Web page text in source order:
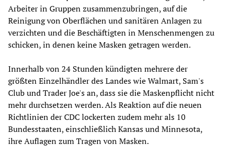
Arbeiter in Gruppen zusammenzubringen, auf die
Reinigung von Oberflächen und sanitären Anlagen zu
verzichten und die Beschäftigten in Menschenmengen zu
schicken, in denen keine Masken getragen werden.
Innerhalb von 24 Stunden kündigten mehrere der
größten Einzelhändler des Landes wie Walmart, Sam's
Club und Trader Joe's an, dass sie die Maskenpflicht nicht
mehr durchsetzen werden. Als Reaktion auf die neuen
Richtlinien der CDC lockerten zudem mehr als 10
Bundesstaaten, einschließlich Kansas und Minnesota,
ihre Auflagen zum Tragen von Masken.